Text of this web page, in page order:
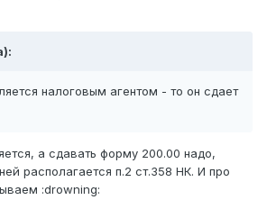
налоговым агентом - то он сдает
а сдавать форму 200.00 надо,
располагается п.2 ст.358 НК. И про
:drowning: